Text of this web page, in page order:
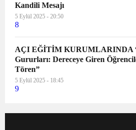
Kandili Mesajı
5 Eylül 2025 - 20:50
8
AÇI EĞİTİM KURUMLARINDA
Gururları: Dereceye Giren
Tören”
5 Eylül 2025 - 18:45
9